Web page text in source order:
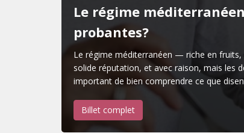
Le régime
probantes?
Le régime méditerranéen — riche en fruits,
solide réputation, et avec raison, mais les
important de bien comprendre ce que
Billet complet